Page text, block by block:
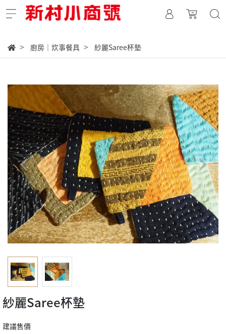
廚房｜炊事餐具 紗麗Saree杯墊
紗麗Saree杯墊
建議售價